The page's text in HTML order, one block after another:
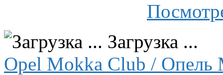
Загрузка ...
Opel Mokka Club / Опель